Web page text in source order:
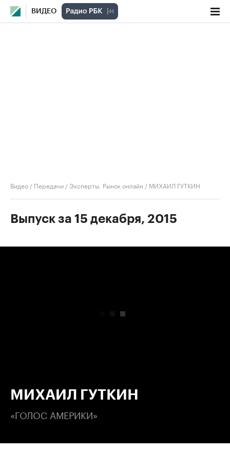
ВИДЕО
Видео / Передачи /Эксперты. Рынок онлайн / МИХАИЛ ГУТКИН
Выпуск за 15 декабря, 2015
МИХАИЛ ГУТКИН
«ГОЛОС АМЕРИКИ»